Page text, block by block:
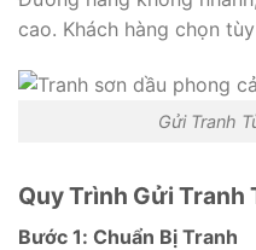
cao. Khách hàng chọn
Gửi Tranh
Quy Trình Gửi Tranh
Bước 1: Chuẩn Bị Tranh